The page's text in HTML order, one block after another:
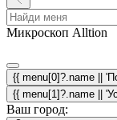
Микроскоп Alltion
{{ menu[0]?.name ||
{{ menu[1]?.name ||
Ваш город: